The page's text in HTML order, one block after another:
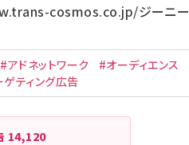
cosmos.co.jp/ジーニー
#アドネットワーク
#オーディエンス
ゲティング広告
14,120